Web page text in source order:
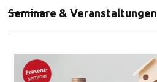
Seminare & Veranstaltungen